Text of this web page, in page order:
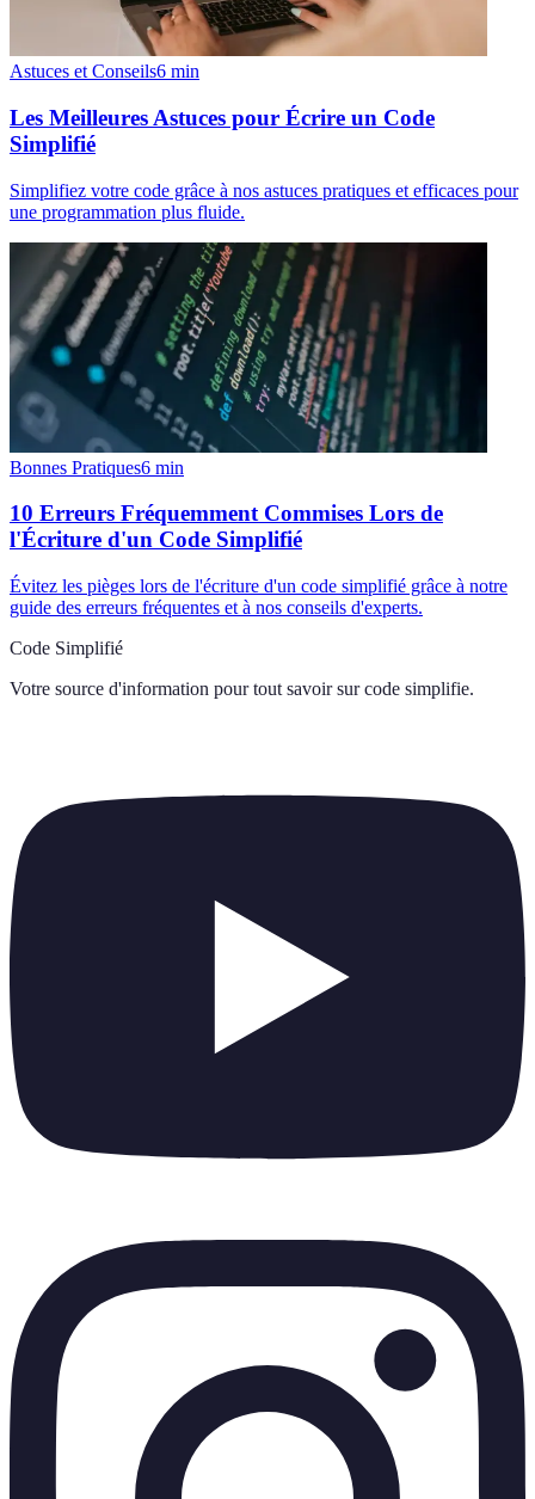
Astuces et Conseils6 min
Les Meilleures Astuces pour Écrire un Code
Simplifié
Simplifiez votre code grâce à nos astuces pratiques et efficaces pour
une programmation plus fluide.
Bonnes Pratiques6 min
10 Erreurs Fréquemment Commises Lors de
l'Écriture d'un Code Simplifié
Évitez les pièges lors de l'écriture d'un code simplifié grâce à notre
guide des erreurs fréquentes et à nos conseils d'experts.
Code Simplifié
Votre source d'information pour tout savoir sur code simplifie.